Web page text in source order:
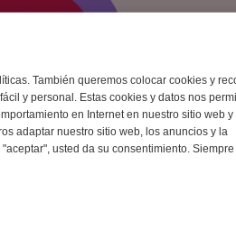
También queremos colocar cookies y
y personal. Estas cookies y datos nos
en Internet en nuestro sitio web y
adaptar nuestro sitio web, los anuncios y la
usted da su consentimiento.
fibras son esenciales para
tus intestinos. Incluye
en tu dieta. Algunas
las semillas de chía.
fermentados son
bacterias en tu flora
y miso a tus comidas